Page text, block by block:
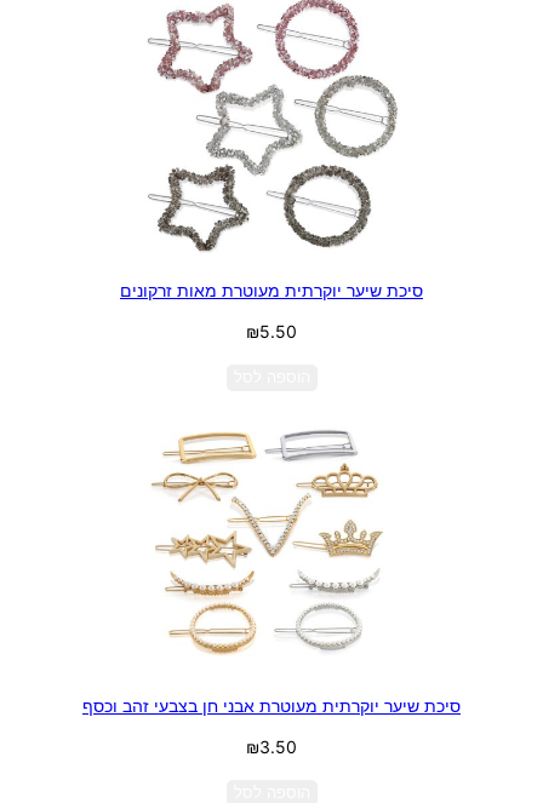
סיכת שיער יוקרתית מעוטרת מאות זרקונים
₪5.50
סיכת שיער יוקרתית מעוטרת אבני חן בצבעי זהב וכסף
₪3.50